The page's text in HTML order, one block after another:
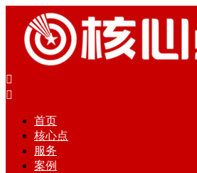


首页
核心点
服务
案例